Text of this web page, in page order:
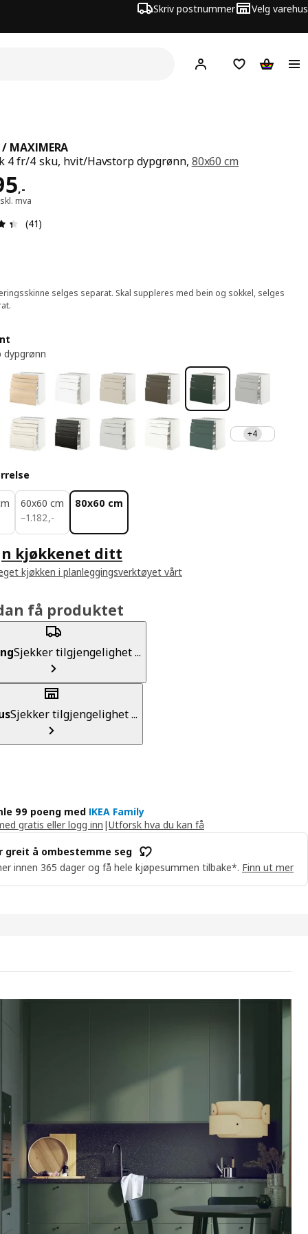
Skriv postnummer Velg varehus
Hej! Logg innHuskeliste
MAXIMERA
4 fr/4 sku, hvit/Havstorp dypgrønn, 80x60 cm
,-
mva
Produktomtale: 4.4 ingen kundevurdering 5 stjerner.
(41)
selges separat. Skal suppleres med bein og sokkel, selges
dypgrønn
+4
60x60 cm
−1.182,-
1182,-
80x60 cm
kjøkkenet ditt
kjøkken i planleggingsverktøyet vårt
få produktet
Sjekker tilgjengelighet ...
Sjekker tilgjengelighet ...
99 poeng med IKEA Family
gratis eller logg inn |Utforsk hva du kan få
greit å ombestemme seg
innen 365 dager og få hele kjøpesummen tilbake*. Finn ut mer
/ MAXIMERA Benkesk 4 fr/4 sku, hvit/Havstorp dypgrønn, 80x60